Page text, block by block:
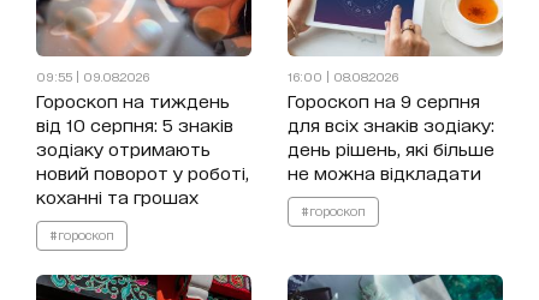
09:55 | 09.08.2026
Гороскоп на тиждень
від 10 серпня: 5 знаків
зодіаку отримають
новий поворот у роботі,
коханні та грошах
#гороскоп
16:00 | 08.08.2026
Гороскоп на 9 серпня
для всіх знаків зодіаку:
день рішень, які більше
не можна відкладати
#гороскоп